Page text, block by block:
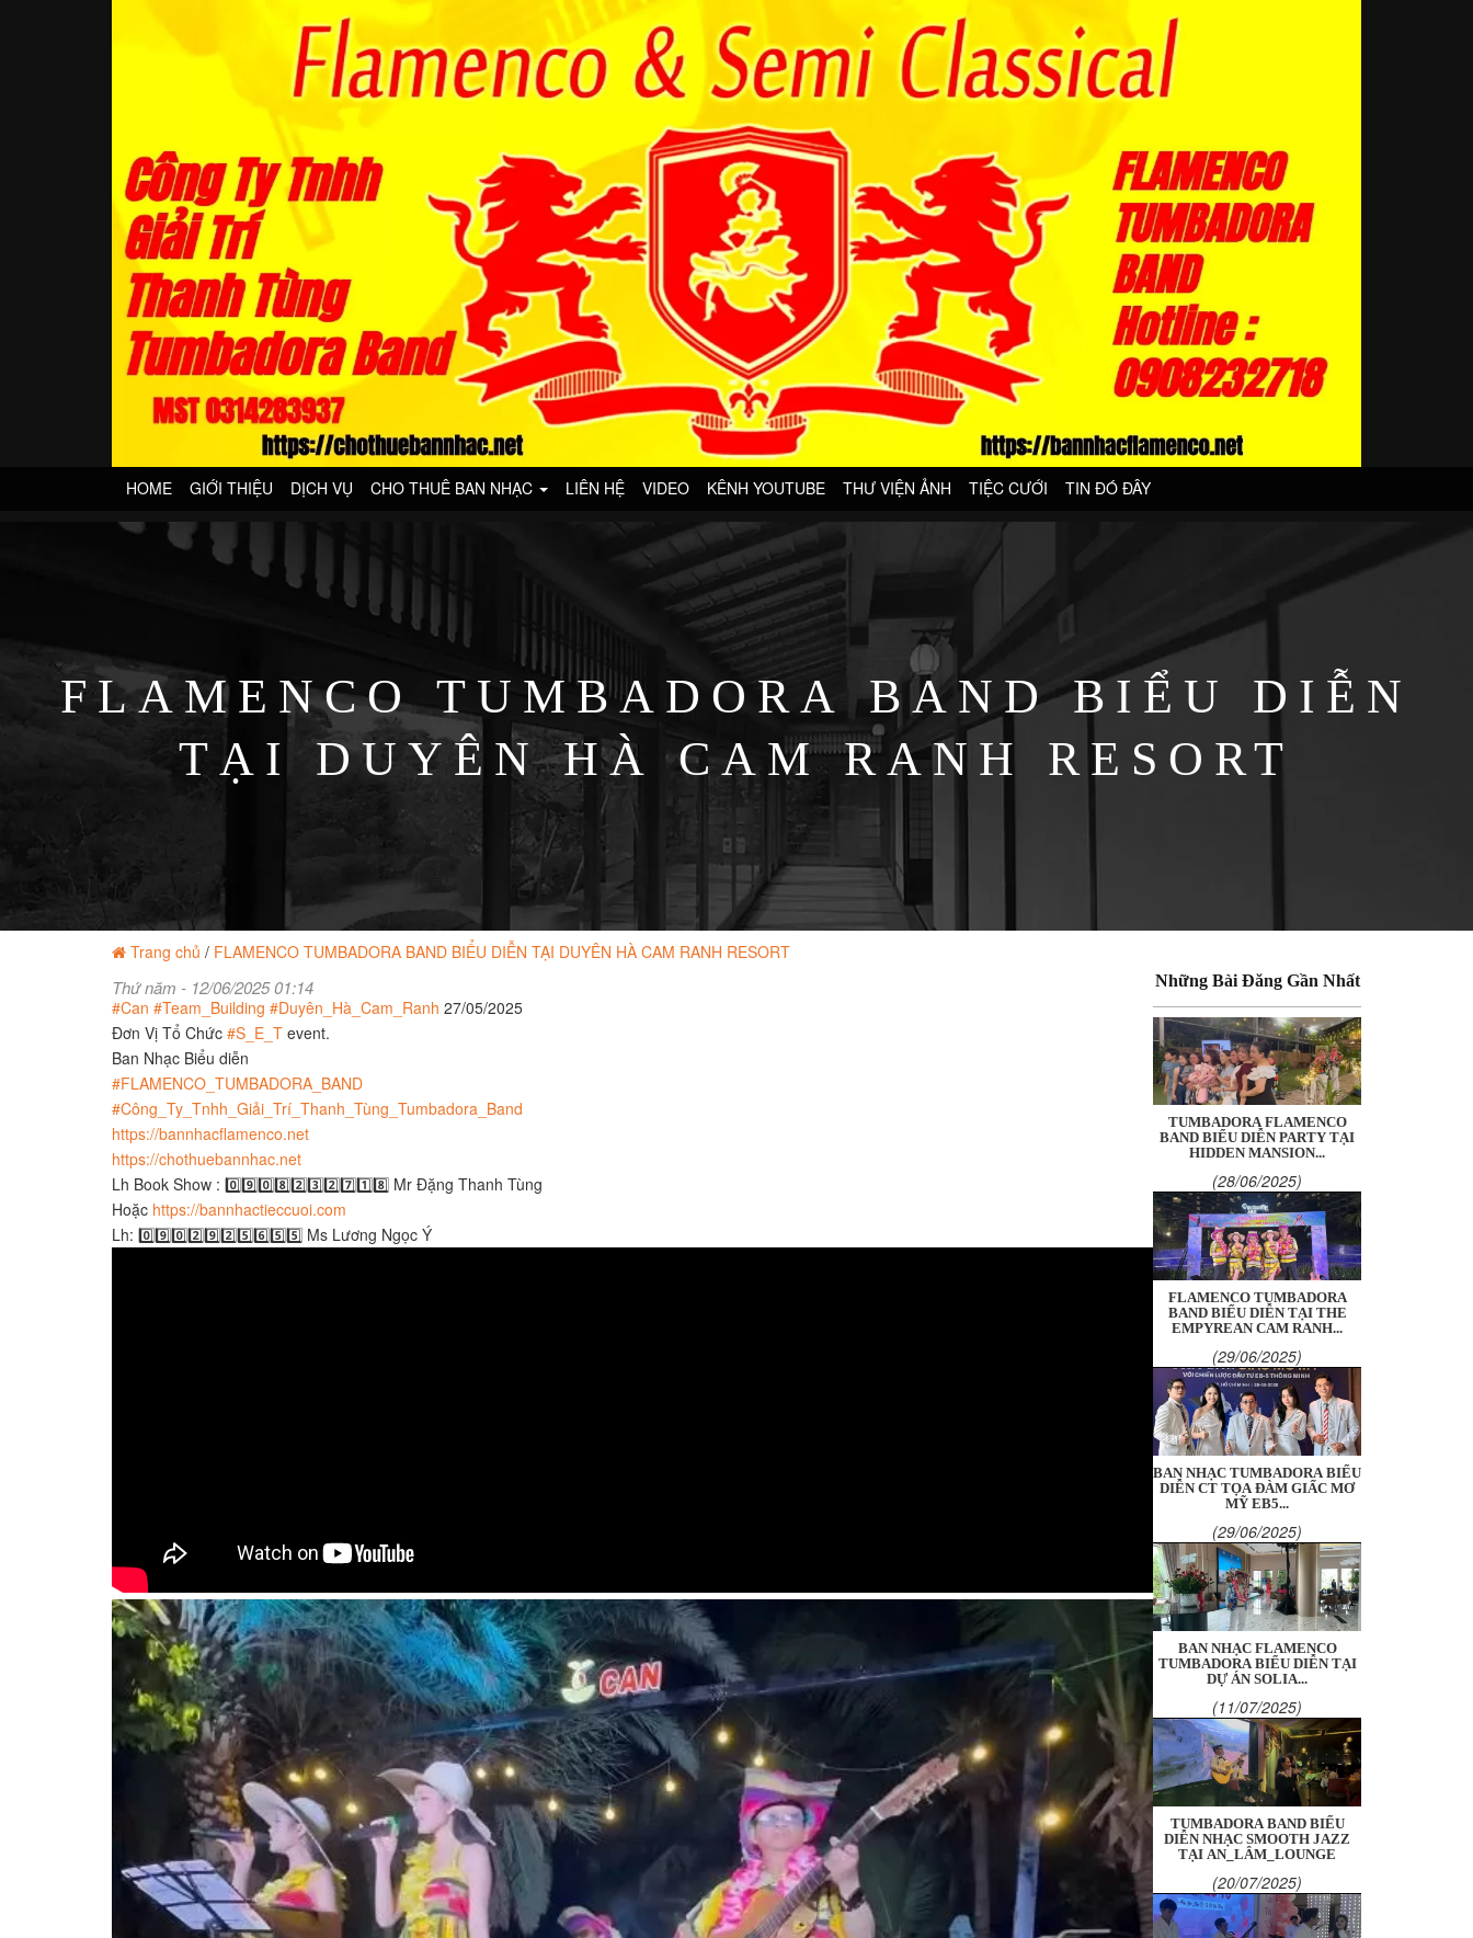
HOME GIỚI THIỆU DỊCH VỤ CHO THUÊ BAN NHẠC LIÊN HỆ VIDEO KÊNH YOUTUBE THƯ VIỆN ẢNH TIỆC CƯỚI TIN ĐÓ ĐÂY
FLAMENCO TUMBADORA BAND BIỂU DIỄN
TẠI DUYÊN HÀ CAM RANH RESORT
Trang chủ / FLAMENCO TUMBADORA BAND BIỂU DIỄN TẠI DUYÊN HÀ CAM RANH RESORT
Thứ năm - 12/06/2025 01:14
#Can #Team_Building #Duyên_Hà_Cam_Ranh 27/05/2025
Đơn Vị Tổ Chức #S_E_T event.
Ban Nhạc Biểu diễn
#FLAMENCO_TUMBADORA_BAND
#Công_Ty_Tnhh_Giải_Trí_Thanh_Tùng_Tumbadora_Band
https://bannhacflamenco.net
https://chothuebannhac.net
Lh Book Show : 0️⃣9️⃣0️⃣8️⃣2️⃣3️⃣2️⃣7️⃣1️⃣8️⃣ Mr Đặng Thanh Tùng
Hoặc https://bannhactieccuoi.com​​​
Lh: 0️⃣9️⃣0️⃣2️⃣9️⃣2️⃣5️⃣6️⃣5️⃣5️⃣ Ms Lương Ngọc Ý
Những Bài Đăng Gần Nhất
TUMBADORA FLAMENCO
BAND BIỂU DIỄN PARTY TẠI
HIDDEN MANSION...
(28/06/2025)
FLAMENCO TUMBADORA
BAND BIỂU DIỄN TẠI THE
EMPYREAN CAM RANH...
(29/06/2025)
BAN NHẠC TUMBADORA BIỂU
DIỄN CT TỌA ĐÀM GIẤC MƠ
MỸ EB5...
(29/06/2025)
BAN NHẠC FLAMENCO
TUMBADORA BIỂU DIỄN TẠI
DỰ ÁN SOLIA...
(11/07/2025)
TUMBADORA BAND BIỂU
DIỄN NHẠC SMOOTH JAZZ
TẠI AN_LÂM_LOUNGE
(20/07/2025)